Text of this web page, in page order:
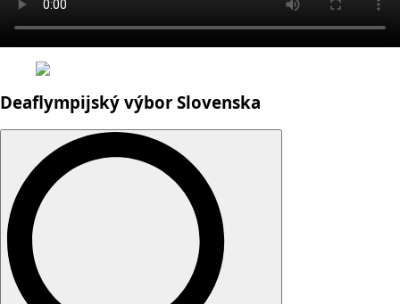
Deaflympijský výbor Slovenska